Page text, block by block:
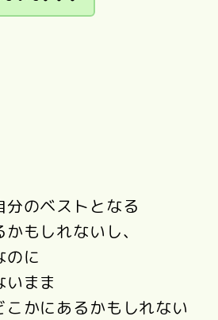
のベストとなる
もしれないし、
のに
いまま
かにあるかもしれない